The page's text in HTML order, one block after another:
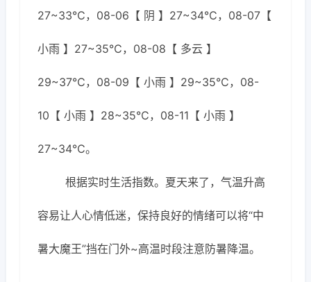
27~33℃，08-06【 阴 】27~34℃，08-07【
小雨 】27~35℃，08-08【 多云 】
29~37℃，08-09【 小雨 】29~35℃，08-
10【 小雨 】28~35℃，08-11【 小雨 】
27~34℃。
根据实时生活指数。夏天来了，气温升高
容易让人心情低迷，保持良好的情绪可以将“中
暑大魔王”挡在门外~高温时段注意防暑降温。